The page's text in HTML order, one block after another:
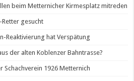
beim Metternicher Kirmesplatz mitreden
gesucht
Reaktivierung hat Verspätung
der alten Koblenzer Bahntrasse?
Schachverein 1926 Metternich